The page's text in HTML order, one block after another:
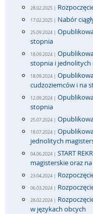
28.02.2025 |
17.02.2025 | Nabór
25.09.2024 |
stopnia
18.09.2024 |
stopnia i jednolitych
18.09.2024 |
cudzoziemców i na
12.09.2024 |
stopnia
25.07.2024 |
18.07.2024 |
jednolitych
04.06.2024 | START
magisterskie oraz
23.04.2024 |
06.03.2024 |
28.02.2024 |
w językach obcych